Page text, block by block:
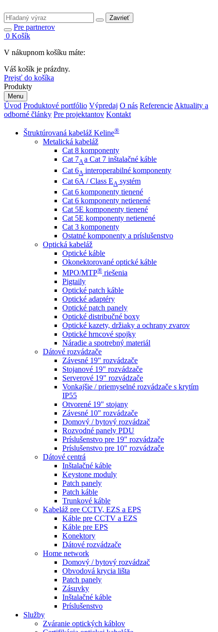
Zavrieť
Pre partnerov
0 Košík
V nákupnom košíku máte:
Váš košík je prázdny.
Prejsť do košíka
Produkty
Menu
Úvod Produktové portfólio Výpredaj O nás Referencie Aktuality a
odborné články Pre projektantov Kontakt
Štruktúrovaná kabeláž Keline®
Metalická kabeláž
Cat 8 komponenty
Cat 7Aa Cat 7 inštalačné káble
Cat 6A interoperabilné komponenty
Cat 6A / Class EA systém
Cat 6 komponenty tienené
Cat 6 komponenty netienené
Cat 5E komponenty tienené
Cat 5E komponenty netienené
Cat 3 komponenty
Ostatné komponenty a príslušenstvo
Optická kabeláž
Optické káble
Okonektorované optické káble
MPO/MTP® ​ riešenia
Pigtaily
Optické patch káble
Optické adaptéry
Optické patch panely
Optické distribučné boxy
Optické kazety, držiaky a ochrany zvarov
Optické hrncové spojky
Náradie a spotrebný materiál
Dátové rozvádzače
Závesné 19" rozvádzače
Stojanové 19" rozvádzače
Serverové 19" rozvádzače
Vonkajšie / priemyselné rozvádzače s krytím
IP55
Otvorené 19" stojany
Závesné 10" rozvádzače
Domový / bytový rozvádzač
Rozvodné panely PDU
Príslušenstvo pre 19" rozvádzače
Príslušenstvo pre 10" rozvádzače
Dátové centrá
Inštalačné káble
Keystone moduly
Patch panely
Patch káble
Trunkové káble
Kabeláž pre CCTV, EZS a EPS
Káble pre CCTV a EZS
Káble pre EPS
Konektory
Dátové rozvádzače
Home network
Domový / bytový rozvádzač
Obvodová krycia lišta
Patch panely
Zásuvky
Inštalačné káble
Príslušenstvo
Služby
Zváranie optických káblov